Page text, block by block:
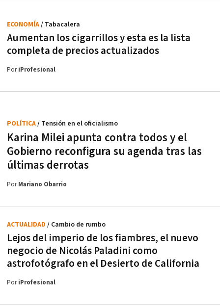
Aumentan los cigarrillos y esta es la lista
completa de precios actualizados
ECONOMÍA/ Tabacalera
PoriProfesional
Karina Milei apunta contra todos y el
Gobierno reconfigura su agenda tras las
últimas derrotas
POLÍTICA/ Tensión en el oficialismo
PorMariano Obarrio
Lejos del imperio de los fiambres, el nuevo
negocio de Nicolás Paladini como
astrofotógrafo en el Desierto de California
ACTUALIDAD / Cambio de rumbo
PoriProfesional